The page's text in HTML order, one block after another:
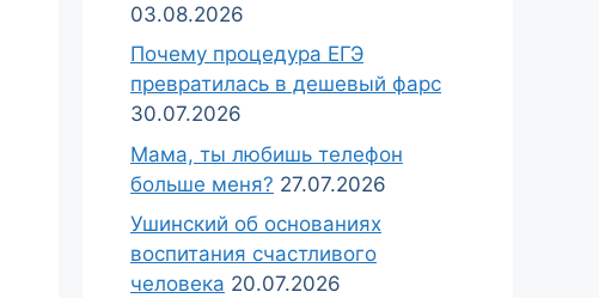
03.08.2026
Почему процедура ЕГЭ
превратилась в дешевый фарс
30.07.2026
Мама, ты любишь телефон
больше меня? 27.07.2026
Ушинский об основаниях
воспитания счастливого
человека 20.07.2026